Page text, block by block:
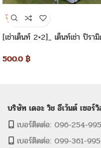
[เช่าเต็นท์ 2×2]_ เต็นท์เช่า ปิรา
500.0 ฿
บริษัท เดอะ วิช อีเว้นต์ เซอร์
เบอร์ติดต่อ: 096-254-
เบอร์ติดต่อ: 099-361-